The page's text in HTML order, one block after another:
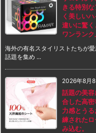
きる特別
く美しい
違いに驚
ワンランク
海外の有名スタイリストたちが
話題を集め ...
2026年8月8
話題の美
合した高
力感とう
練された
み込む。